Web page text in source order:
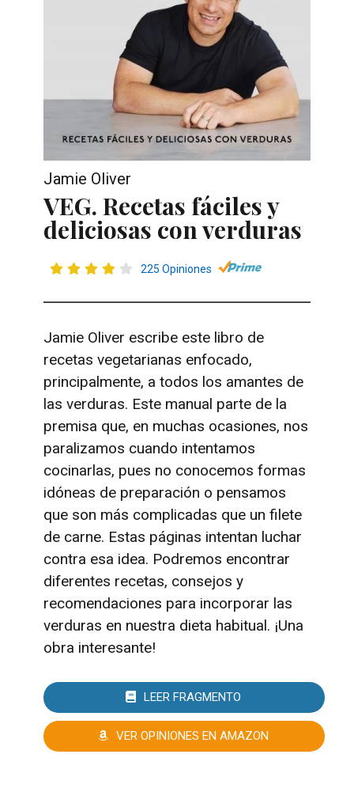
Jamie Oliver
VEG. Recetas fáciles y
deliciosas con verduras
225 Opiniones
Jamie Oliver escribe este libro de
recetas vegetarianas enfocado,
principalmente, a todos los amantes de
las verduras. Este manual parte de la
premisa que, en muchas ocasiones, nos
paralizamos cuando intentamos
cocinarlas, pues no conocemos formas
idóneas de preparación o pensamos
que son más complicadas que un filete
de carne. Estas páginas intentan luchar
contra esa idea. Podremos encontrar
diferentes recetas, consejos y
recomendaciones para incorporar las
verduras en nuestra dieta habitual. ¡Una
obra interesante!
LEER FRAGMENTO
VER OPINIONES EN AMAZON